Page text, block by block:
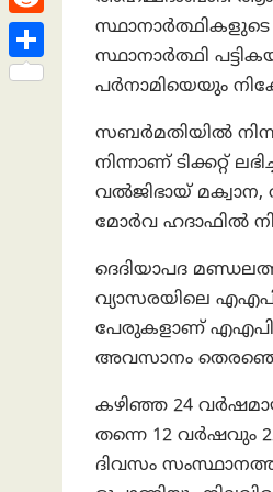
സ്ഥാനാർത്ഥി
പർനാമിയെയും
സബർമതിയിൽ
നിന്നാണ് ടിക്കറ്റ്
വൽജിഭായ്
മോർവ ഹദാഫിൽ
ദെദിയാപദ
വ്യാസരയിലെ
പേരുകളാണ് എഎപി
അവസാനം
കഴിഞ്ഞ 24
തന്നെ 12 വർഷവും
ദിവസം
s
e
t
n
k
e
h
a
R
e
S